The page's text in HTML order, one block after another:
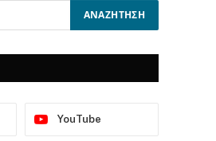
YouTube